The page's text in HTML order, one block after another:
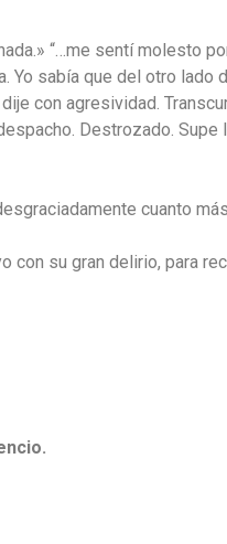
“…me sentí molesto
sabía que del otro lado
con agresividad.
despacho. Destrozado.
cuanto
con su gran delirio, para